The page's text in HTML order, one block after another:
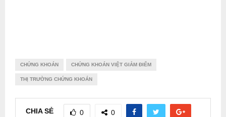
CHỨNG KHOÁN CHỨNG KHOÁN VIỆT GIẢM ĐIỂM
THỊ TRƯỜNG CHỨNG KHOÁN
CHIA SẺ 0 0